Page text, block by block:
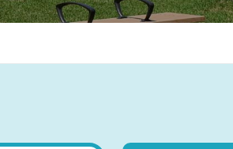
アクセス